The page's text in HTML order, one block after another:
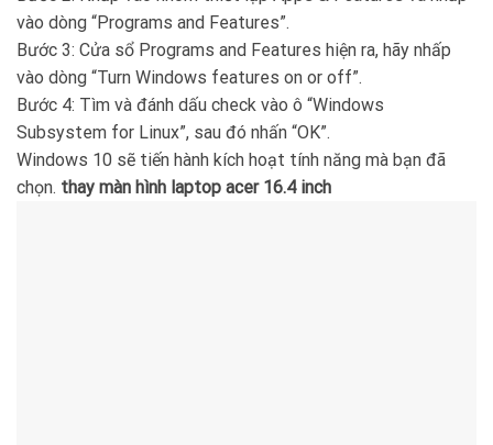
vào dòng “Programs and Features”.
Bước 3: Cửa sổ Programs and Features hiện ra, hãy nhấp
vào dòng “Turn Windows features on or off”.
Bước 4: Tìm và đánh dấu check vào ô “Windows
Subsystem for Linux”, sau đó nhấn “OK”.
Windows 10 sẽ tiến hành kích hoạt tính năng mà bạn đã
chọn. thay màn hình laptop acer 16.4 inch